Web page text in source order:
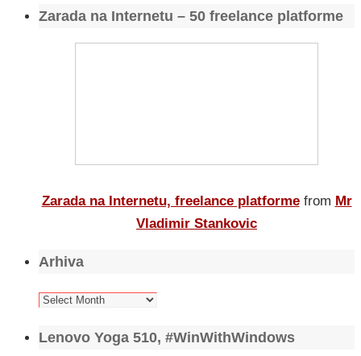
Zarada na Internetu – 50 freelance platforme
Zarada na Internetu, freelance platforme from Mr
Vladimir Stankovic
Arhiva
Arhiva
Lenovo Yoga 510, #WinWithWindows